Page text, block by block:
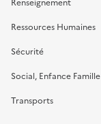
Ressources Humaines
Sécurité
Social, Enfance Famille
Transports